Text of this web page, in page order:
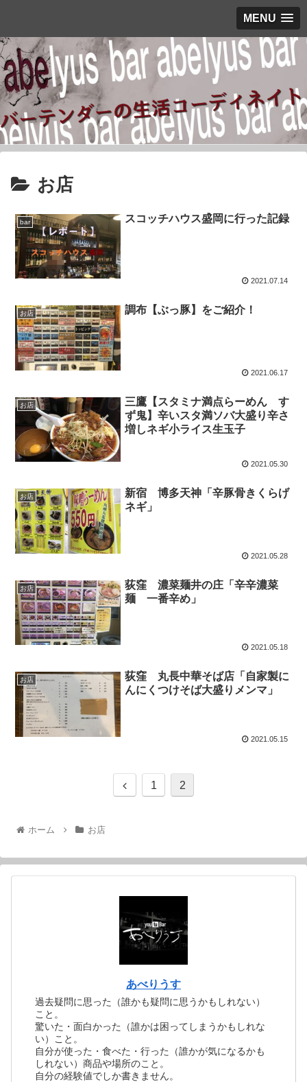
MENU
お店
bar スコッチハウス盛岡に行った記録
2021.07.14
お店 調布【ぶっ豚】をご紹介！
2021.06.17
お店
三鷹【スタミナ満点らーめん す
ず鬼】辛いスタ満ソバ大盛り辛さ
増しネギ小ライス生玉子
2021.05.30
お店
新宿 博多天神「辛豚骨きくらげ
ネギ」
2021.05.28
お店
荻窪 濃菜麺井の庄「辛辛濃菜
麺 一番辛め」
2021.05.18
お店
荻窪 丸長中華そば店「自家製に
んにくつけそば大盛りメンマ」
2021.05.15
1 2
ホーム お店
あべりうす
過去疑問に思った（誰かも疑問に思うかもしれない）
こと。
驚いた・面白かった（誰かは困ってしまうかもしれな
い）こと。
自分が使った・食べた・行った（誰かが気になるかも
しれない）商品や場所のこと。
自分の経験値でしか書きません。